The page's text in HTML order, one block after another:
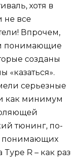
хотя в
не все
Впрочем,
понимающие
созданы
«казаться».
серьезные
как минимум
тюнинг, по-
понимающих
R – как раз